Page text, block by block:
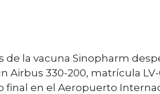
la vacuna Sinopharm
Airbus 330-200, matrícula
final en el Aeropuerto